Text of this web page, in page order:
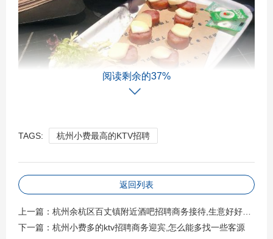
阅读剩余的37%
TAGS: 杭州小费最高的KTV招聘
返回列表
上一篇： 杭州余杭区百丈镇附近酒吧招聘商务接待,生意好好上班的
下一篇： 杭州小费多的ktv招聘商务迎宾,怎么能多找一些客源